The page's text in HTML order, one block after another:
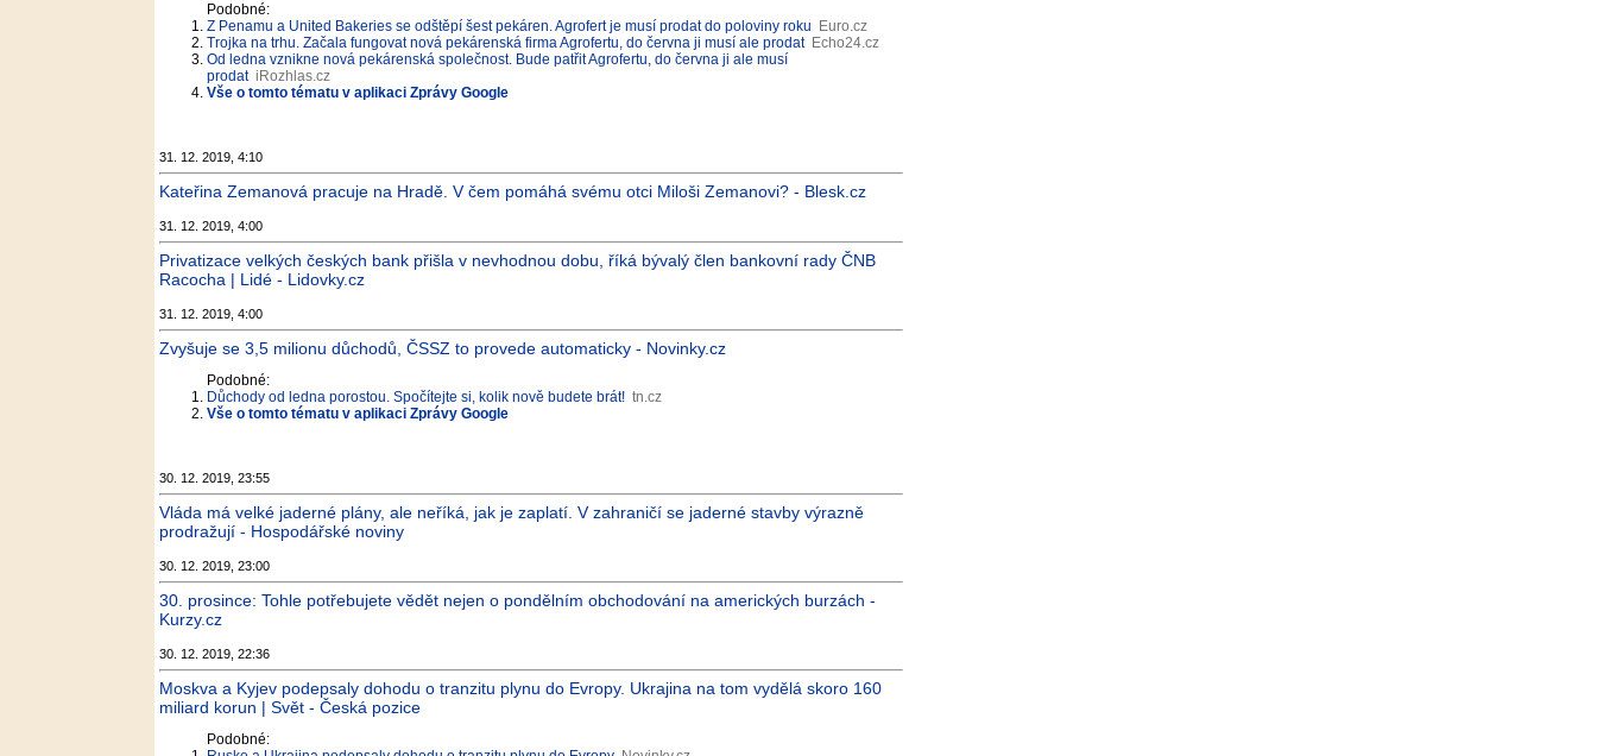
Podobné:
Z Penamu a United Bakeries se odštěpí šest pekáren. Agrofert je musí prodat do poloviny roku
Euro.cz
Trojka na trhu. Začala fungovat nová pekárenská firma Agrofertu, do června ji musí ale prodat Echo24.cz
Od ledna vznikne nová pekárenská společnost. Bude patřit Agrofertu, do června ji ale musí
prodat iRozhlas.cz
Vše o tomto tématu v aplikaci Zprávy Google
31. 12. 2019, 4:10
Kateřina Zemanová pracuje na Hradě. V čem pomáhá svému otci Miloši Zemanovi? - Blesk.cz
31. 12. 2019, 4:00
Privatizace velkých českých bank přišla v nevhodnou dobu, říká bývalý člen bankovní rady ČNB
Racocha | Lidé - Lidovky.cz
31. 12. 2019, 4:00
Zvyšuje se 3,5 milionu důchodů, ČSSZ to provede automaticky - Novinky.cz
Podobné:
Důchody od ledna porostou. Spočítejte si, kolik nově budete brát! tn.cz
Vše o tomto tématu v aplikaci Zprávy Google
30. 12. 2019, 23:55
Vláda má velké jaderné plány, ale neříká, jak je zaplatí. V zahraničí se jaderné stavby výrazně
prodražují - Hospodářské noviny
30. 12. 2019, 23:00
30. prosince: Tohle potřebujete vědět nejen o pondělním obchodování na amerických burzách -
Kurzy.cz
30. 12. 2019, 22:36
Moskva a Kyjev podepsaly dohodu o tranzitu plynu do Evropy. Ukrajina na tom vydělá skoro 160
miliard korun | Svět - Česká pozice
Podobné: